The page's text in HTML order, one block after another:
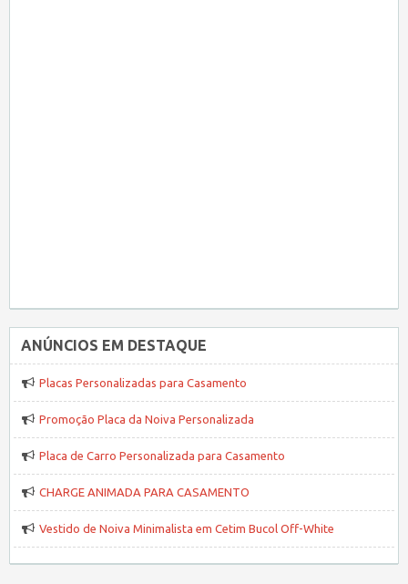
ANÚNCIOS EM DESTAQUE
Placas Personalizadas para Casamento
Promoção Placa da Noiva Personalizada
Placa de Carro Personalizada para Casamento
CHARGE ANIMADA PARA CASAMENTO
Vestido de Noiva Minimalista em Cetim Bucol Off-White